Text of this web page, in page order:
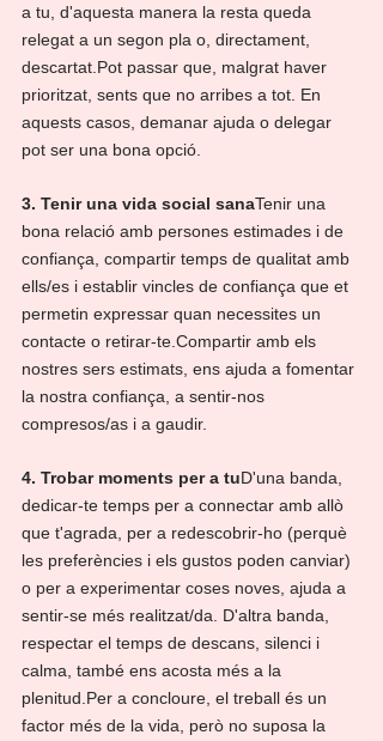
a tu, d'aquesta manera la resta queda
relegat a un segon pla o, directament,
descartat.Pot passar que, malgrat haver
prioritzat, sents que no arribes a tot. En
aquests casos, demanar ajuda o delegar
pot ser una bona opció.
3. Tenir una vida social sanaTenir una
bona relació amb persones estimades i de
confiança, compartir temps de qualitat amb
ells/es i establir vincles de confiança que et
permetin expressar quan necessites un
contacte o retirar-te.Compartir amb els
nostres sers estimats, ens ajuda a fomentar
la nostra confiança, a sentir-nos
compresos/as i a gaudir.
4. Trobar moments per a tuD'una banda,
dedicar-te temps per a connectar amb allò
que t'agrada, per a redescobrir-ho (perquè
les preferències i els gustos poden canviar)
o per a experimentar coses noves, ajuda a
sentir-se més realitzat/da. D'altra banda,
respectar el temps de descans, silenci i
calma, també ens acosta més a la
plenitud.Per a concloure, el treball és un
factor més de la vida, però no suposa la